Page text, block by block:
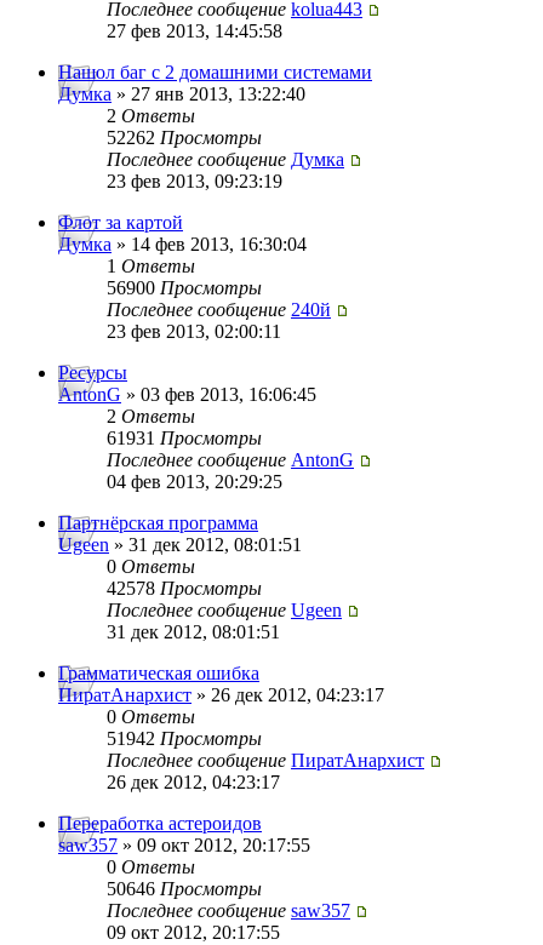
Последнее сообщение kolua443
27 фев 2013, 14:45:58
Нашол баг с 2 домашними системами
Думка » 27 янв 2013, 13:22:40
2 Ответы
52262 Просмотры
Последнее сообщение Думка
23 фев 2013, 09:23:19
Флот за картой
Думка » 14 фев 2013, 16:30:04
1 Ответы
56900 Просмотры
Последнее сообщение 240й
23 фев 2013, 02:00:11
Ресурсы
AntonG » 03 фев 2013, 16:06:45
2 Ответы
61931 Просмотры
Последнее сообщение AntonG
04 фев 2013, 20:29:25
Партнёрская программа
Ugeen » 31 дек 2012, 08:01:51
0 Ответы
42578 Просмотры
Последнее сообщение Ugeen
31 дек 2012, 08:01:51
Грамматическая ошибка
ПиратАнархист » 26 дек 2012, 04:23:17
0 Ответы
51942 Просмотры
Последнее сообщение ПиратАнархист
26 дек 2012, 04:23:17
Переработка астероидов
saw357 » 09 окт 2012, 20:17:55
0 Ответы
50646 Просмотры
Последнее сообщение saw357
09 окт 2012, 20:17:55